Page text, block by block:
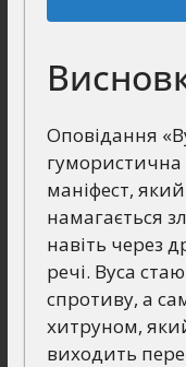
Оповідання
гумористична
маніфест,
намагається
навіть через
речі. Вуса
спротиву, а
хитруном,
виходить